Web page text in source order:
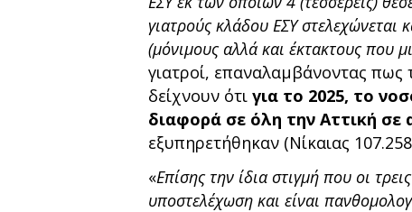
γιατρούς κλάδου ΕΣΥ στελεχώνεται
(μόνιμους αλλά και έκτακτους που
γιατροί, επαναλαμβάνοντας πως
δείχνουν ότι για το 2025, το
διαφορά σε όλη την Αττική σε
εξυπηρετήθηκαν (Νίκαιας
«Επίσης την ίδια στιγμή που οι
υποστελέχωση και είναι